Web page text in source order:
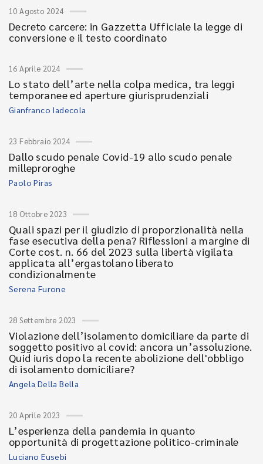
10 Agosto 2024
Decreto carcere: in Gazzetta Ufficiale la legge di
conversione e il testo coordinato
16 Aprile 2024
Lo stato dell’arte nella colpa medica, tra leggi
temporanee ed aperture giurisprudenziali
Gianfranco Iadecola
23 Febbraio 2024
Dallo scudo penale Covid-19 allo scudo penale
milleproroghe
Paolo Piras
18 Ottobre 2023
Quali spazi per il giudizio di proporzionalità nella
fase esecutiva della pena? Riflessioni a margine di
Corte cost. n. 66 del 2023 sulla libertà vigilata
applicata all’ergastolano liberato
condizionalmente
Serena Furone
28 Settembre 2023
Violazione dell’isolamento domiciliare da parte di
soggetto positivo al covid: ancora un’assoluzione.
Quid iuris dopo la recente abolizione dell'obbligo
di isolamento domiciliare?
Angela Della Bella
20 Aprile 2023
L’esperienza della pandemia in quanto
opportunità di progettazione politico-criminale
Luciano Eusebi